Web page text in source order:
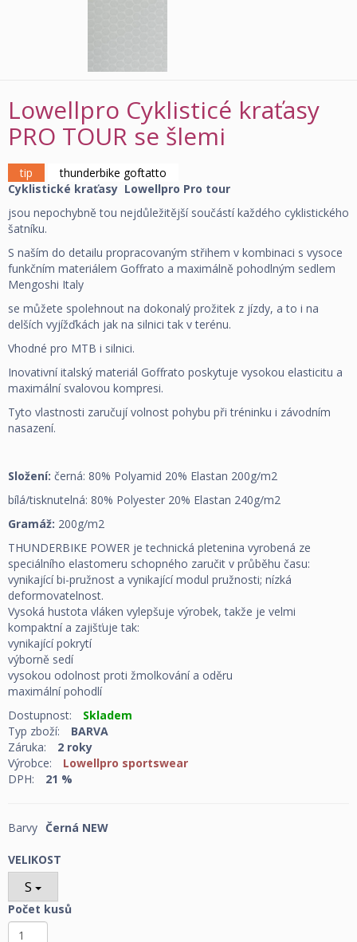
Lowellpro Cyklisticé kraťasy
PRO TOUR se šlemi
tip
thunderbike goftatto
Cyklistické kraťasy Lowellpro Pro tour
jsou nepochybně tou nejdůležitější součástí každého cyklistického
šatníku.
S naším do detailu propracovaným střihem v kombinaci s vysoce
funkčním materiálem Goffrato a maximálně pohodlným sedlem
Mengoshi Italy
se můžete spolehnout na dokonalý prožitek z jízdy, a to i na
delších vyjížďkách jak na silnici tak v terénu.
Vhodné pro MTB i silnici.
Inovativní italský materiál Goffrato poskytuje vysokou elasticitu a
maximální svalovou kompresi.
Tyto vlastnosti zaručují volnost pohybu při tréninku i závodním
nasazení.
Složení: černá: 80% Polyamid 20% Elastan 200g/m2
bílá/tisknutelná: 80% Polyester 20% Elastan 240g/m2
Gramáž: 200g/m2
THUNDERBIKE POWER je technická pletenina vyrobená ze
speciálního elastomeru schopného zaručit v průběhu času:
vynikající bi-pružnost a vynikající modul pružnosti; nízká
deformovatelnost.
Vysoká hustota vláken vylepšuje výrobek, takže je velmi
kompaktní a zajišťuje tak:
vynikající pokrytí
výborně sedí
vysokou odolnost proti žmolkování a oděru
maximální pohodlí
Dostupnost:
Skladem
Typ zboží:
BARVA
Záruka:
2 roky
Výrobce:
Lowellpro sportswear
DPH:
21 %
Barvy Černá NEW
VELIKOST
S
Počet kusů